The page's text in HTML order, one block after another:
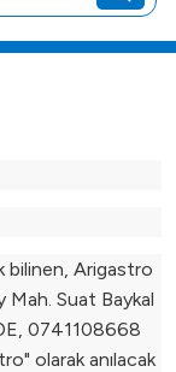
bilinen, Arigastro
Suat Baykal
0741108668
olarak anılacak